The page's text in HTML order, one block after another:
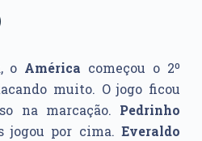
o América começou o 2º
muito. O jogo ficou
na marcação. Pedrinho
jogou por cima.Everaldo